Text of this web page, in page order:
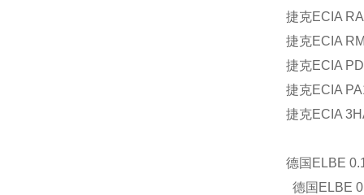
捷克ECIA
捷克ECIA
捷克ECIA
捷克ECIA
捷克ECIA
德国 ELBE
德国 ELBE